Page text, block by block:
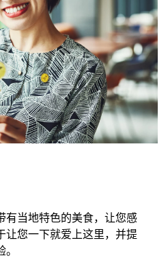
有当地特色的美食，让您感
让您一下就爱上这里，并提